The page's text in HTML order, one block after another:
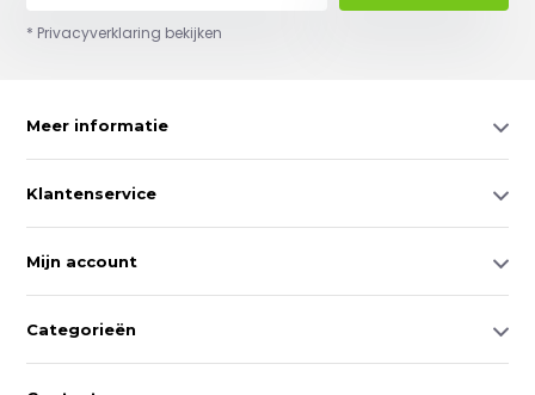
* Privacyverklaring bekijken
Meer informatie
Klantenservice
Mijn account
Categorieën